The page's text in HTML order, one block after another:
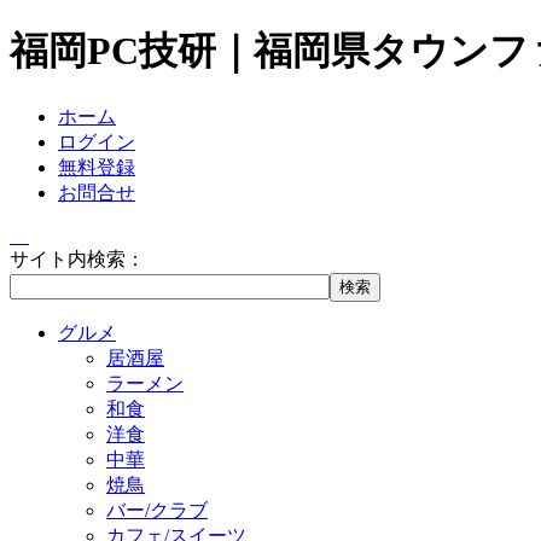
福岡PC技研｜福岡県タウンフ
ホーム
ログイン
無料登録
お問合せ
サイト内検索：
グルメ
居酒屋
ラーメン
和食
洋食
中華
焼鳥
バー/クラブ
カフェ/スイーツ